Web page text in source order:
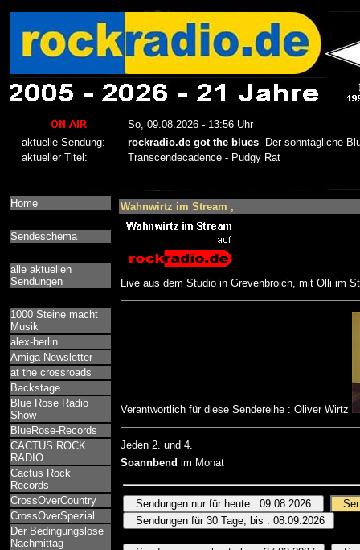
Home
Sendeschema
alle aktuellen
Sendungen
1000 Steine macht
Musik
alex-berlin
Amiga-Newsletter
at the crossroads
Backstage
Blue Rose Radio
Show
BlueRose-Records
CACTUS ROCK
RADIO
Cactus Rock
Records
CrossOverCountry
CrossOverSpezial
Der Bedingungslose
Nachmittag
Wahnwirtz im Stream ,
Live aus dem Studio in Grevenbroich, mit Olli im
Verantwortlich für diese Sendereihe : Oliver Wirtz
Jeden 2. und 4.
Soannbend im Monat